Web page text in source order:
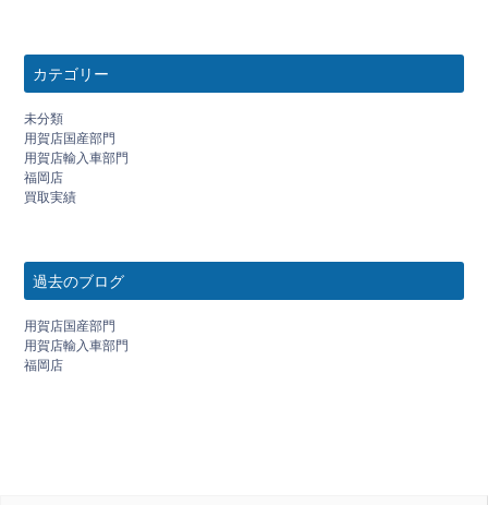
カテゴリー
未分類
用賀店国産部門
用賀店輸入車部門
福岡店
買取実績
過去のブログ
用賀店国産部門
用賀店輸入車部門
福岡店